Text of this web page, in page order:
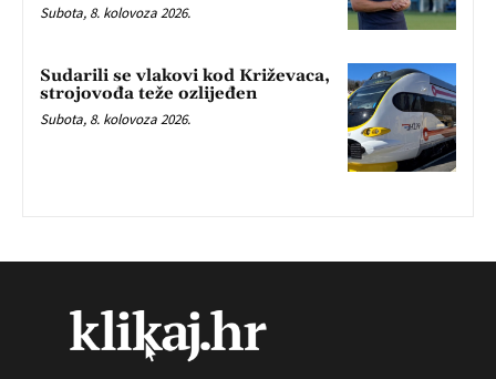
Subota, 8. kolovoza 2026.
Sudarili se vlakovi kod Križevaca,
strojovođa teže ozlijeđen
Subota, 8. kolovoza 2026.